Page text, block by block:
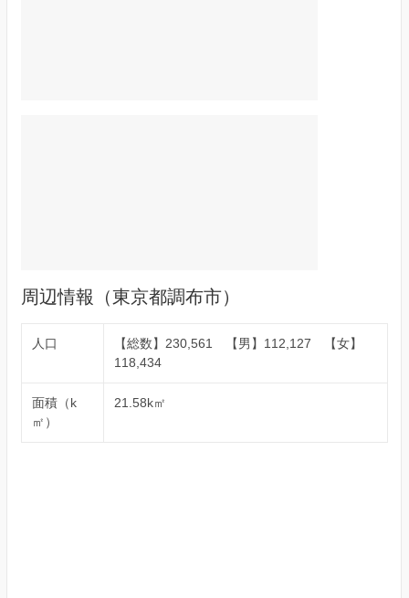
周辺情報（東京都調布市）
人口
【総数】230,561 【男】112,127 【女】
118,434
面積（k
㎡）
21.58k㎡